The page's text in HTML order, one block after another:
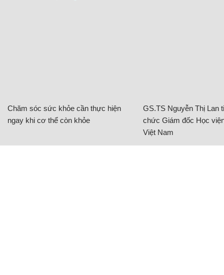
Chăm sóc sức khỏe cần thực hiện
ngay khi cơ thể còn khỏe
GS.TS Nguyễn Thị Lan
chức Giám đốc Học
Việt Nam